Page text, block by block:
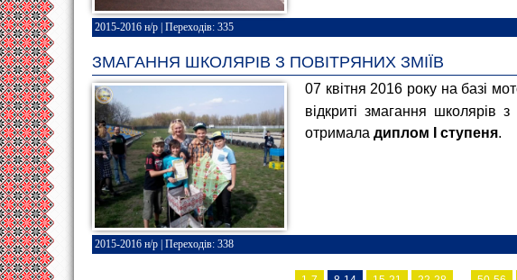
2015-2016 н/р | Переходів: 335
ЗМАГАННЯ ШКОЛЯРІВ З ПОВІТРЯНИХ ЗМІЇВ
07 квітня 2016 року на базі
відкриті змагання школярів
отримала диплом І ступеня.
2015-2016 н/р | Переходів: 338